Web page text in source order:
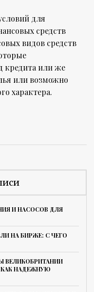
для
средств
видов средств
кредита или же
или возможно
характера.
И НАСОСОВ ДЛЯ
НА БИРЖЕ: С ЧЕГО
ВЕЛИКОБРИТАНИИ
НАДЕЖНУЮ